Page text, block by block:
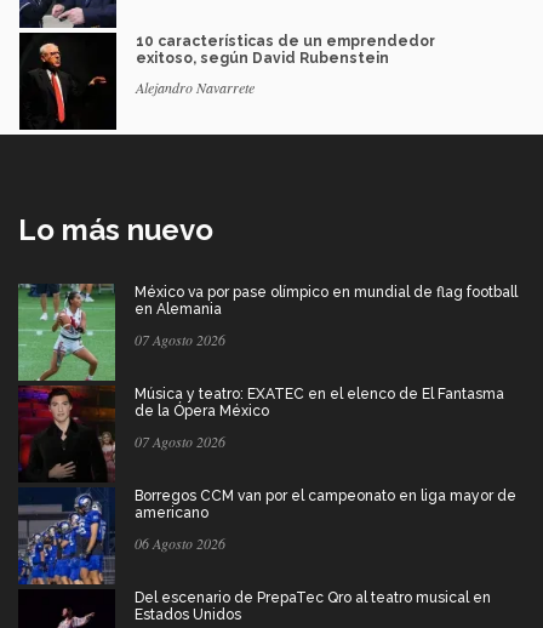
10 características de un emprendedor
exitoso, según David Rubenstein
Alejandro Navarrete
Lo más nuevo
México va por pase olímpico en mundial de flag football
en Alemania
07 Agosto 2026
Música y teatro: EXATEC en el elenco de El Fantasma
de la Ópera México
07 Agosto 2026
Borregos CCM van por el campeonato en liga mayor de
americano
06 Agosto 2026
Del escenario de PrepaTec Qro al teatro musical en
Estados Unidos